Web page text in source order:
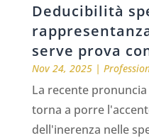
Deducibilità
serve prova
Nov 24, 2025|
La recente
torna a porre
dell'inerenza nelle